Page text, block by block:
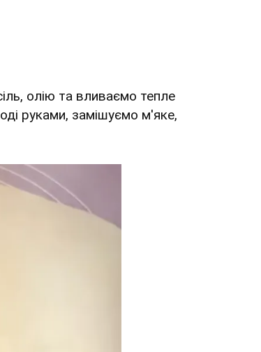
олію та вливаємо тепле
руками, замішуємо м'яке,